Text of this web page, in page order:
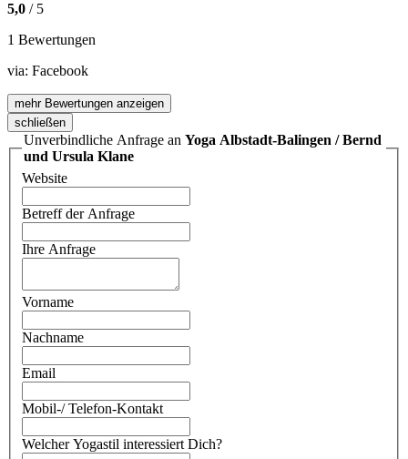
5,0 / 5
1 Bewertungen
via: Facebook
mehr Bewertungen anzeigen
schließen
Unverbindliche Anfrage an Yoga Albstadt-Balingen / Bernd
und Ursula Klane
Website
Betreff der Anfrage
Ihre Anfrage
Vorname
Nachname
Email
Mobil-/ Telefon-Kontakt
Welcher Yogastil interessiert Dich?